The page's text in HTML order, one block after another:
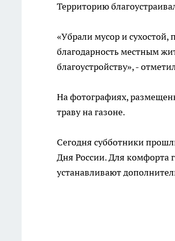
Территорию
«Убрали мусор и сухостой,
благодарность местным
благоустройству», -
На фотографиях,
траву на газоне.
Сегодня субботники
Дня России.Для комфорта
устанавливают